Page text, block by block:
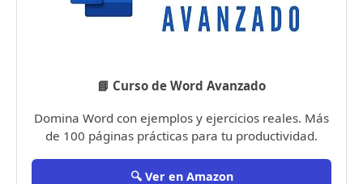
📘 Curso de Word Avanzado
Domina Word con ejemplos y ejercicios reales. Más
de 100 páginas prácticas para tu productividad.
🔍 Ver en Amazon